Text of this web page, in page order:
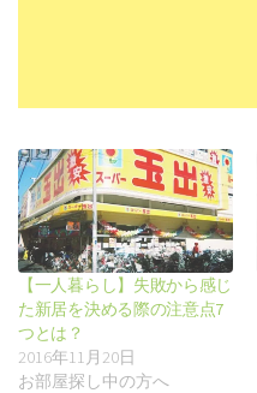
【一人暮らし】失敗から感じ
た新居を決める際の注意点7
つとは？
2016年11月20日
お部屋探し中の方へ